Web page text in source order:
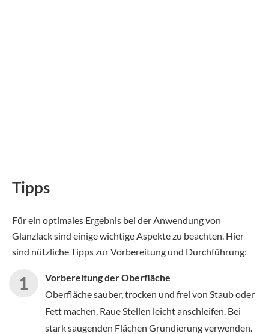
Tipps
Für ein optimales Ergebnis bei der Anwendung von
Glanzlack sind einige wichtige Aspekte zu beachten. Hier
sind nützliche Tipps zur Vorbereitung und Durchführung:
Vorbereitung der Oberfläche
Oberfläche sauber, trocken und frei von Staub oder
Fett machen. Raue Stellen leicht anschleifen. Bei
stark saugenden Flächen Grundierung verwenden.